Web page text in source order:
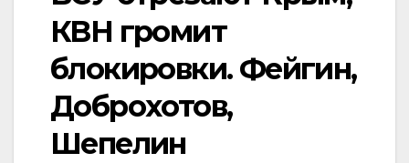
КВН громит
блокировки. Фейгин,
Доброхотов,
Шепелин